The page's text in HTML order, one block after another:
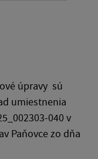
úpravy sú
umiestnenia
040 v
Paňovce zo dňa